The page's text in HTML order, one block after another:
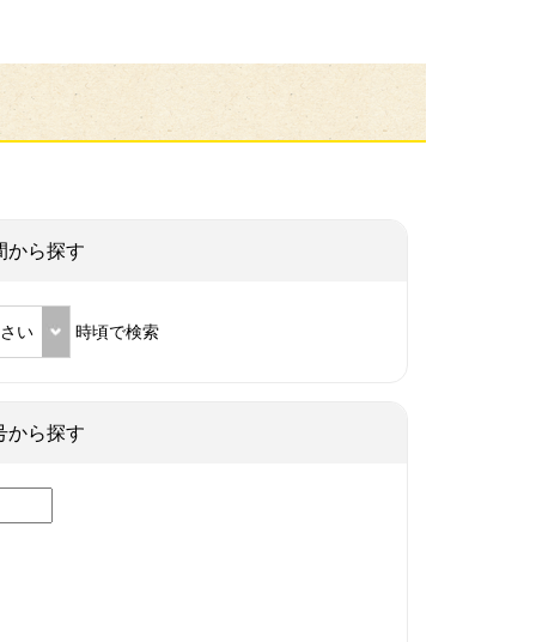
から探す
い 時頃で検索
から探す